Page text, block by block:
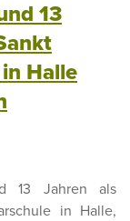
13
Halle
13 Jahren als
in Halle,